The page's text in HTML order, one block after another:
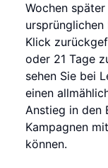
Wochen
Klick
oder 21 Tage
sehen Sie bei
einen
Anstieg in den
Kampagnen
können.